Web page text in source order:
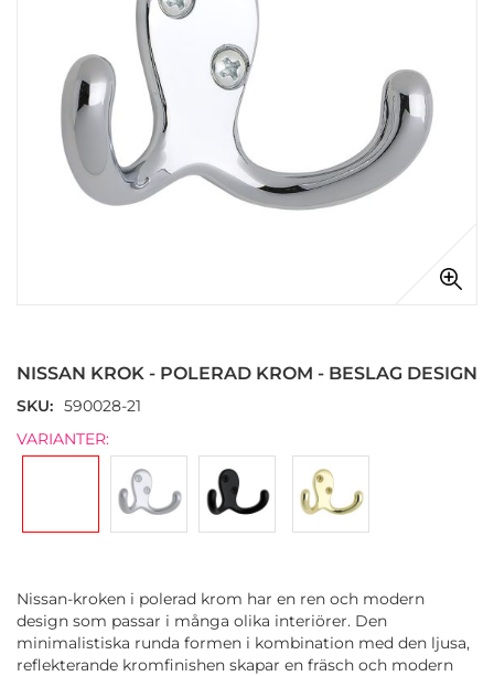
av
bildgalleriet
NISSAN KROK - POLERAD KROM - BESLAG DESIGN
SKU
590028-21
VARIANTER:
Nissan-kroken i polerad krom har en ren och modern
design som passar i många olika interiörer. Den
minimalistiska runda formen i kombination med den ljusa,
reflekterande kromfinishen skapar en fräsch och modern